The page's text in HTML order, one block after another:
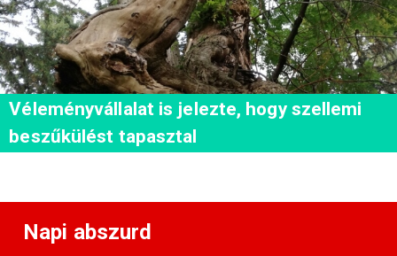
Véleményvállalat is jelezte, hogy szellemi
beszűkülést tapasztal
Napi abszurd